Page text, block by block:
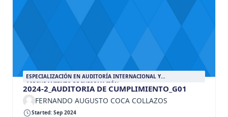
ESPECIALIZACIÓN EN AUDITORÍA INTERNACIONAL Y
ASEGURAMIENTO DE INFORMACIÓN
2024-2_AUDITORIA DE CUMPLIMIENTO_G01
FERNANDO AUGUSTO COCA COLLAZOS
Started: Sep 2024